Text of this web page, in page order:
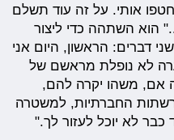
אותי. על זה עוד תשלם
הוא השתהה כדי ליצור
דברים: הראשון, היום אני
לא נופלת מראשם של
אם, משהו יקרה להם,
החברתיות, למשטרה
כבר לא יוכל לעזור לך."